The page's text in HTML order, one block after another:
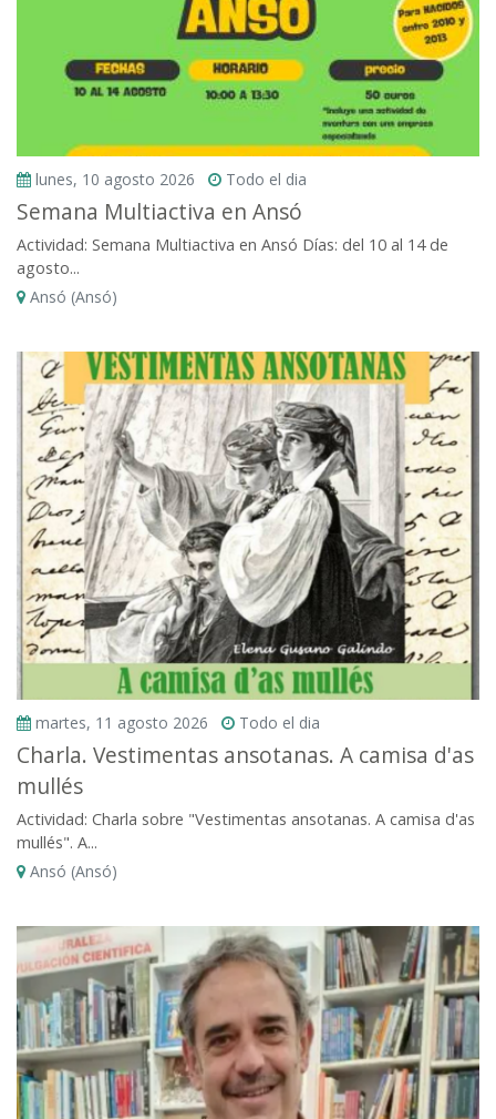
lunes, 10 agosto 2026 Todo el dia
Semana Multiactiva en Ansó
Actividad: Semana Multiactiva en Ansó Días: del 10 al 14 de
agosto...
Ansó (Ansó)
martes, 11 agosto 2026 Todo el dia
Charla. Vestimentas ansotanas. A camisa d'as
mullés
Actividad: Charla sobre "Vestimentas ansotanas. A camisa d'as
mullés". A...
Ansó (Ansó)